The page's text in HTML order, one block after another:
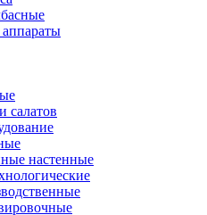
салатов
настенные